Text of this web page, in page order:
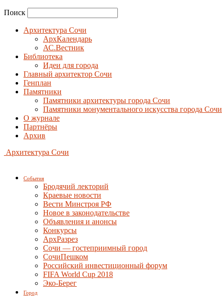
Поиск
Архитектура Сочи
АрхКалендарь
АС.Вестник
Библиотека
Идеи для города
Главный архитектор Сочи
Генплан
Памятники
Памятники архитектуры города Сочи
Памятники монументального искусства города Сочи
О журнале
Партнёры
Архив
Архитектура Сочи
События
Бродячий лекторий
Краевые новости
Вести Минстроя РФ
Новое в законодательстве
Объявления и анонсы
Конкурсы
АрхРазрез
Сочи — гостеприимный город
СочиПешком
Российский инвестиционный форум
FIFA World Cup 2018
Эко-Берег
Город